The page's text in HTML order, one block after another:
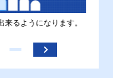
るようになります。